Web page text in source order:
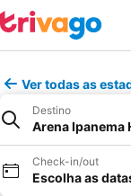
Ver todas as
Destino
Arena Ipanema
Check-in/out
Escolha as